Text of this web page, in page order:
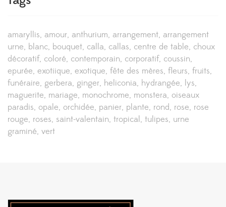
amaryllis amour anthurium arrangement arrangement
urne blanc bouquet calla callas centre de table choux
décoratif coloré contemporain corporatif coussin
epurée exotiique exotique fête des mères fleurs fruits
funéraire gerbera ginger heliconia hydrangée lys
maguerite mariage monochrome monstera oiseaux
paradis opale orchidée panier plante rond rose rose
rouge roses saint-valentain tropical tulipes urne
graminé vert